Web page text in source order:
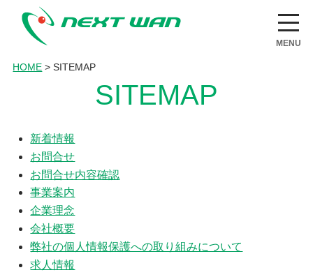
MENU
HOME >SITEMAP
SITEMAP
新着情報
お問合せ
お問合せ内容確認
事業案内
企業理念
会社概要
弊社の個人情報保護への取り組みについて
求人情報